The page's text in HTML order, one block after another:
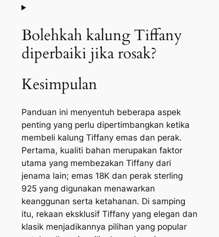
Bolehkah kalung Tiffany
diperbaiki jika rosak?
Kesimpulan
Panduan ini menyentuh beberapa aspek
penting yang perlu dipertimbangkan ketika
membeli kalung Tiffany emas dan perak.
Pertama, kualiti bahan merupakan faktor
utama yang membezakan Tiffany dari
jenama lain; emas 18K dan perak sterling
925 yang digunakan menawarkan
keanggunan serta ketahanan. Di samping
itu, rekaan eksklusif Tiffany yang elegan dan
klasik menjadikannya pilihan yang popular